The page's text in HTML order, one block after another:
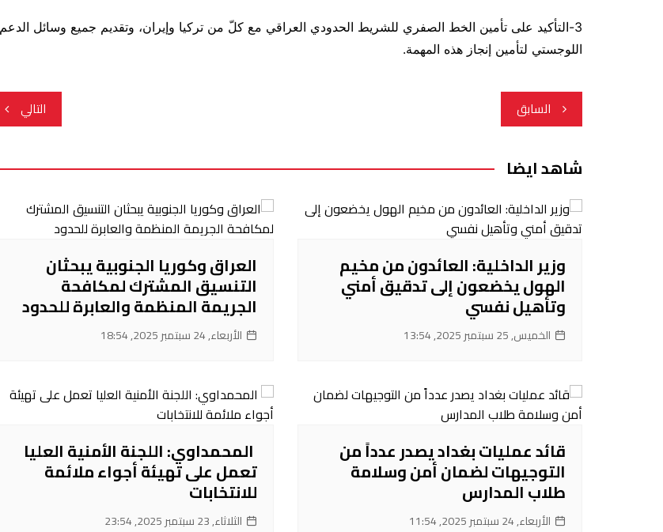
3-التأكيد على تأمين الخط الصفري للشريط الحدودي العراقي مع كلّ من تركيا وإيران، وتقديم جميع وسائل الدعم
اللوجستي لتأمين إنجاز هذه المهمة.
تصفّح
المقالات
السابق التالي
شاهد ايضا
وزير الداخلية: العائدون من مخيم
الهول يخضعون إلى تدقيق أمني
وتأهيل نفسي
الخميس, 25 سبتمبر 2025, 13:54
العراق وكوريا الجنوبية يبحثان
التنسيق المشترك لمكافحة
الجريمة المنظمة والعابرة للحدود
الأربعاء, 24 سبتمبر 2025, 18:54
قائد عمليات بغداد يصدر عدداً من
التوجيهات لضمان أمن وسلامة
طلاب المدارس
الأربعاء, 24 سبتمبر 2025, 11:54
‌ المحمداوي: اللجنة الأمنية العليا
تعمل على تهيئة أجواء ملائمة
للانتخابات
الثلاثاء, 23 سبتمبر 2025, 23:54